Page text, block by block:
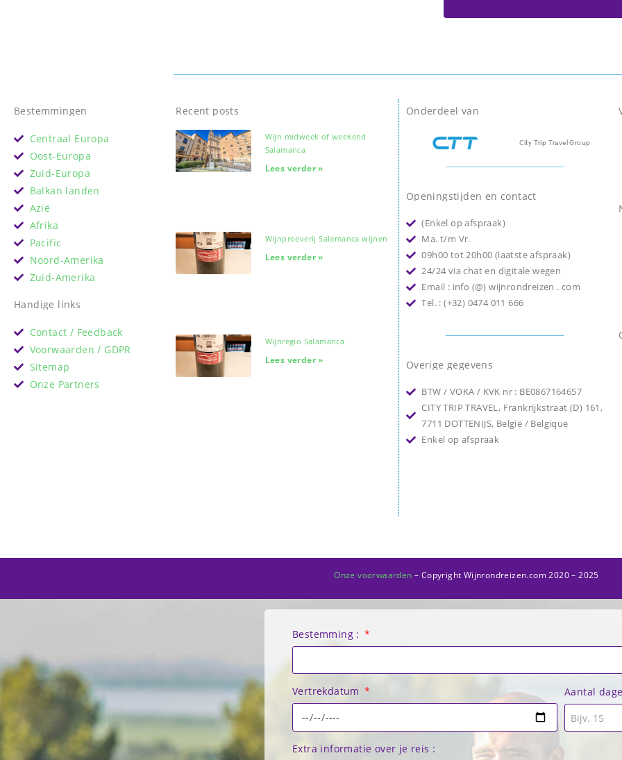
Bestemmingen
Centraal Europa
Oost-Europa
Zuid-Europa
Balkan landen
Azië
Afrika
Pacific
Noord-Amerika
Zuid-Amerika
Handige links
Contact / Feedback
Voorwaarden / GDPR
Sitemap
Onze Partners
Recent posts
Wijn midweek of weekend
Salamanca
Lees verder »
Wijnproeverij Salamanca wijnen
Lees verder »
Wijnregio Salamanca
Lees verder »
Onderdeel van
City Trip Travel Group
Openingstijden en contact
(Enkel op afspraak)
Ma. t/m Vr.
09h00 tot 20h00 (laatste afspraak)
24/24 via chat en digitale wegen
Email : info (@) wijnrondreizen . com
Tel. : (+32) 0474 011 666
Overige gegevens
BTW / VOKA / KVK nr : BE0867164657
CITY TRIP TRAVEL, Frankrijkstraat (D) 161,
7711 DOTTENIJS, België / Belgique
Enkel op afspraak
Onze voorwaarden – Copyright Wijnrondreizen.com 2020 – 2025
Bestemming :
Vertrekdatum Aantal
Extra informatie over je reis :